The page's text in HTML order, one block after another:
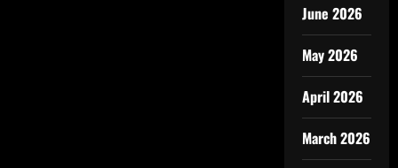
June 2026
May 2026
April 2026
March 2026